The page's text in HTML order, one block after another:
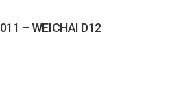
– WEICHAI D12